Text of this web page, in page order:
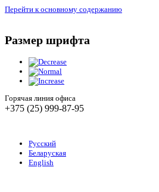
Перейти к основному содержанию
Размер шрифта
Горячая линия офиса
+375 (25) 999-87-95
Русский
Беларуская
English